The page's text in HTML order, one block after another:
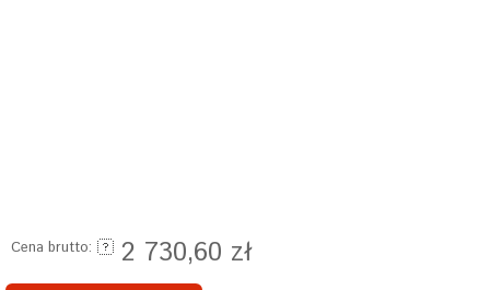
Cena brutto: 2 730,60 zł